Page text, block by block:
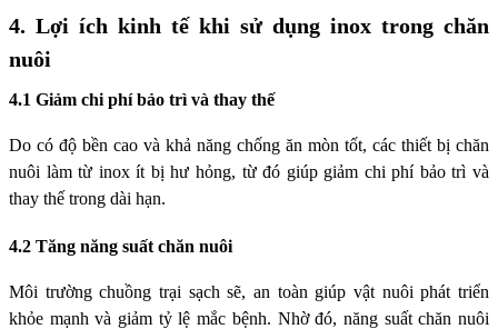
4. Lợi ích kinh tế khi sử dụng inox trong chăn
nuôi
4.1 Giảm chi phí bảo trì và thay thế
Do có độ bền cao và khả năng chống ăn mòn tốt, các thiết bị chăn
nuôi làm từ inox ít bị hư hỏng, từ đó giúp giảm chi phí bảo trì và
thay thế trong dài hạn.
4.2 Tăng năng suất chăn nuôi
Môi trường chuồng trại sạch sẽ, an toàn giúp vật nuôi phát triển
khỏe mạnh và giảm tỷ lệ mắc bệnh. Nhờ đó, năng suất chăn nuôi